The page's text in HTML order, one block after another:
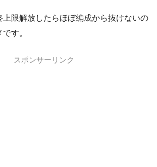
上限解放したらほぼ編成から抜けないの
す。
スポンサーリンク